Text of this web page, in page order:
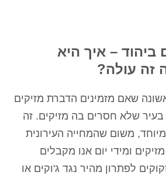
ביהוד – איך היא
זה עולה?
שאם מזמינים הדברת מזיקים
בעיר שלא חסרים בה מזיקים. זה
משום שהמחייה העירונית
ומידי יום אנו מקבלים
לפתרון מהיר נגד ג'וקים או